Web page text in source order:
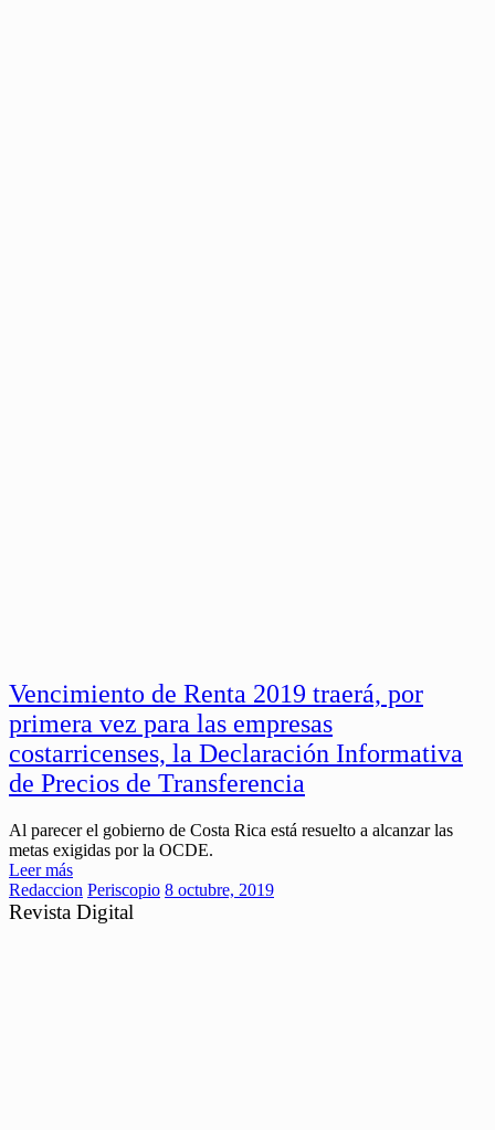
Vencimiento de Renta 2019 traerá, por
primera vez para las empresas
costarricenses, la Declaración Informativa
de Precios de Transferencia
Al parecer el gobierno de Costa Rica está resuelto a alcanzar las
metas exigidas por la OCDE.
Leer más
Redaccion Periscopio 8 octubre, 2019
Revista Digital